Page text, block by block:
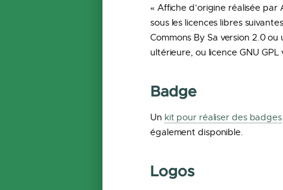
« Affiche d’origine réalisée
sous les licences libres
Commons By Sa version 2.0
ultérieure, ou licence GNU
Badge
Un kit pour réaliser des badges
également disponible.
Logos